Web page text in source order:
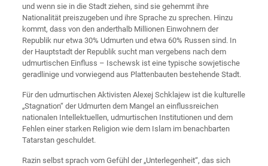
und wenn sie in die Stadt ziehen, sind sie gehemmt ihre
Nationalität preiszugeben und ihre Sprache zu sprechen. Hinzu
kommt, dass von den anderthalb Millionen Einwohnern der
Republik nur etwa 30% Udmurten und etwa 60% Russen sind. In
der Hauptstadt der Republik sucht man vergebens nach dem
udmurtischen Einfluss – Ischewsk ist eine typische sowjetische
geradlinige und vorwiegend aus Plattenbauten bestehende Stadt.
Für den udmurtischen Aktivisten Alexej Schklajew ist die kulturelle
„Stagnation“ der Udmurten dem Mangel an einflussreichen
nationalen Intellektuellen, udmurtischen Institutionen und dem
Fehlen einer starken Religion wie dem Islam im benachbarten
Tatarstan geschuldet.
Razin selbst sprach vom Gefühl der „Unterlegenheit“, das sich